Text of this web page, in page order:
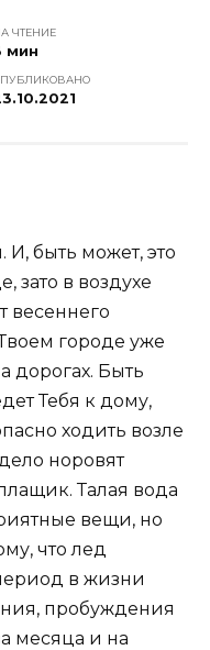
ЧТЕНИЕ
мин
быть может, это
зато в воздухе
весеннего
городе уже
дорогах. Быть
Тебя к дому,
ходить возле
норовят
Талая вода
вещи, но
что лед
в жизни
пробуждения
месяца и на